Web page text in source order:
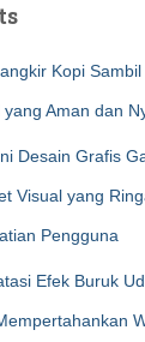
Kopi
Aman dan
Desain Grafis
Visual yang
Pengguna
Efek Buruk